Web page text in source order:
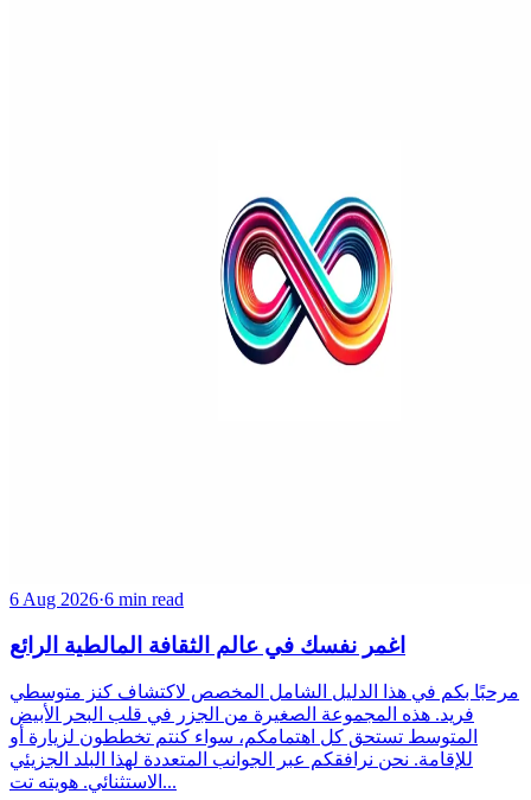
6 Aug 2026·6 min read
اغمر نفسك في عالم الثقافة المالطية الرائع
مرحبًا بكم في هذا الدليل الشامل المخصص لاكتشاف كنز متوسطي
فريد. هذه المجموعة الصغيرة من الجزر في قلب البحر الأبيض
المتوسط تستحق كل اهتمامكم، سواء كنتم تخططون لزيارة أو
للإقامة. نحن نرافقكم عبر الجوانب المتعددة لهذا البلد الجزيئي
الاستثنائي. هويته تت...